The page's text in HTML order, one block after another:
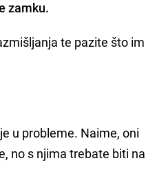
zamku.
te pazite što im
u probleme. Naime, oni
no s njima trebate biti na